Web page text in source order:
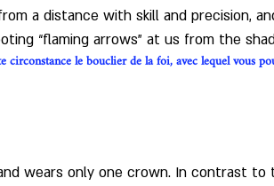
a distance with skill and precision,
“flaming arrows” at us from the
circonstance le bouclier de la foi, avec lequel vous
wears only one crown. In contrast